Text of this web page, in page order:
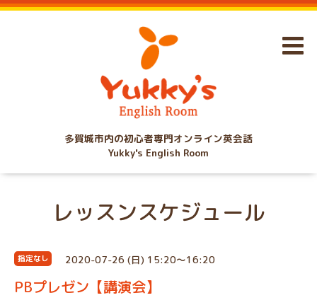
多賀城市内の初心者専門オンライン英会話
Yukky's English Room
レッスンスケジュール
指定なし 2020-07-26 (日) 15:20～16:20
PBプレゼン【講演会】